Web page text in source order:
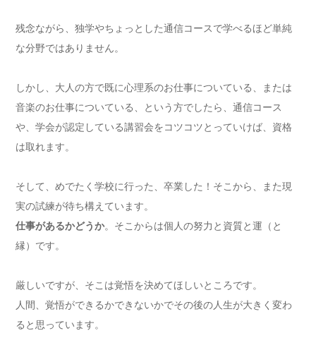
残念ながら、独学やちょっとした通信コースで学べるほど単純
な分野ではありません。
しかし、大人の方で既に心理系のお仕事についている、または
音楽のお仕事についている、という方でしたら、通信コース
や、学会が認定している講習会をコツコツとっていけば、資格
は取れます。
そして、めでたく学校に行った、卒業した！そこから、また現
実の試練が待ち構えています。
仕事があるかどうか。そこからは個人の努力と資質と運（と
縁）です。
厳しいですが、そこは覚悟を決めてほしいところです。
人間、覚悟ができるかできないかでその後の人生が大きく変わ
ると思っています。